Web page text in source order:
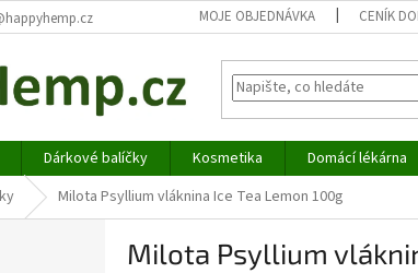
MOJE OBJEDNÁVKA CENÍK
Dárkové balíčky Kosmetika Domácí lékárna
Milota Psyllium vláknina Ice Tea Lemon 100g
Milota Psyllium